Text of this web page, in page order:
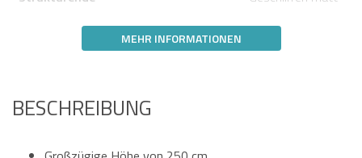
MEHR INFORMATIONEN
BESCHREIBUNG